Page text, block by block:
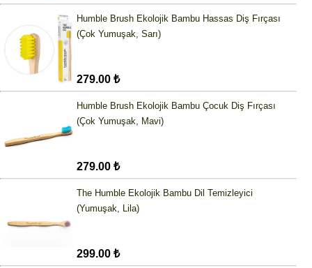
Humble Brush Ekolojik Bambu Hassas Diş Fırçası
(Çok Yumuşak, Sarı)
279.00 ₺
Humble Brush Ekolojik Bambu Çocuk Diş Fırçası
(Çok Yumuşak, Mavi)
279.00 ₺
The Humble Ekolojik Bambu Dil Temizleyici
(Yumuşak, Lila)
299.00 ₺